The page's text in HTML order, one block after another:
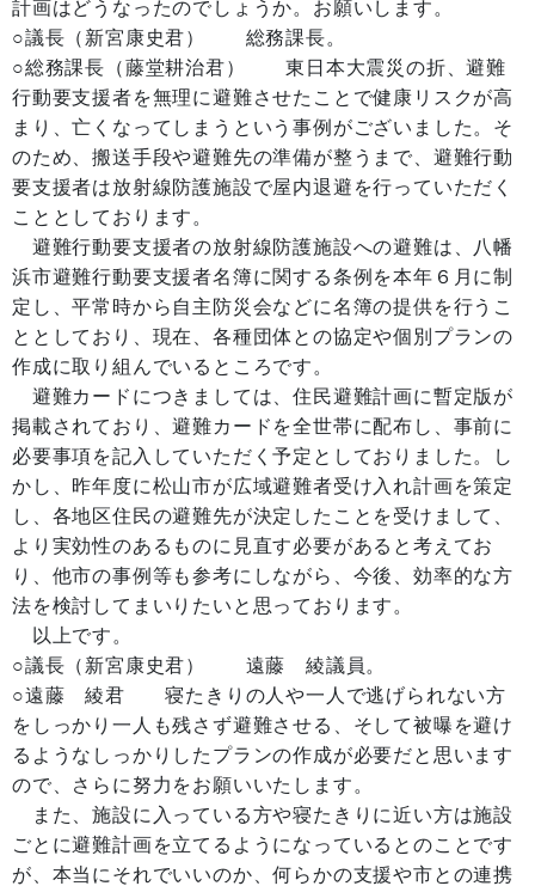
計画はどうなったのでしょうか。お願いします。
○議長（新宮康史君） 総務課長。
○総務課長（藤堂耕治君） 東日本大震災の折、避難
行動要支援者を無理に避難させたことで健康リスクが高
まり、亡くなってしまうという事例がございました。そ
のため、搬送手段や避難先の準備が整うまで、避難行動
要支援者は放射線防護施設で屋内退避を行っていただく
こととしております。
避難行動要支援者の放射線防護施設への避難は、八幡
浜市避難行動要支援者名簿に関する条例を本年６月に制
定し、平常時から自主防災会などに名簿の提供を行うこ
ととしており、現在、各種団体との協定や個別プランの
作成に取り組んでいるところです。
避難カードにつきましては、住民避難計画に暫定版が
掲載されており、避難カードを全世帯に配布し、事前に
必要事項を記入していただく予定としておりました。し
かし、昨年度に松山市が広域避難者受け入れ計画を策定
し、各地区住民の避難先が決定したことを受けまして、
より実効性のあるものに見直す必要があると考えてお
り、他市の事例等も参考にしながら、今後、効率的な方
法を検討してまいりたいと思っております。
以上です。
○議長（新宮康史君） 遠藤 綾議員。
○遠藤 綾君 寝たきりの人や一人で逃げられない方
をしっかり一人も残さず避難させる、そして被曝を避け
るようなしっかりしたプランの作成が必要だと思います
ので、さらに努力をお願いいたします。
また、施設に入っている方や寝たきりに近い方は施設
ごとに避難計画を立てるようになっているとのことです
が、本当にそれでいいのか、何らかの支援や市との連携